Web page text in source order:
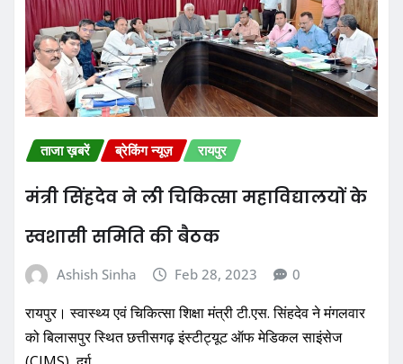
ताजा ख़बरें ब्रेकिंग न्यूज़ रायपुर
मंत्री सिंहदेव ने ली चिकित्सा महाविद्यालयों के
स्वशासी समिति की बैठक
Ashish Sinha Feb 28, 2023 0
रायपुर। स्वास्थ्य एवं चिकित्सा शिक्षा मंत्री टी.एस. सिंहदेव ने मंगलवार
को बिलासपुर स्थित छत्तीसगढ़ इंस्टीट्यूट ऑफ मेडिकल साइंसेज